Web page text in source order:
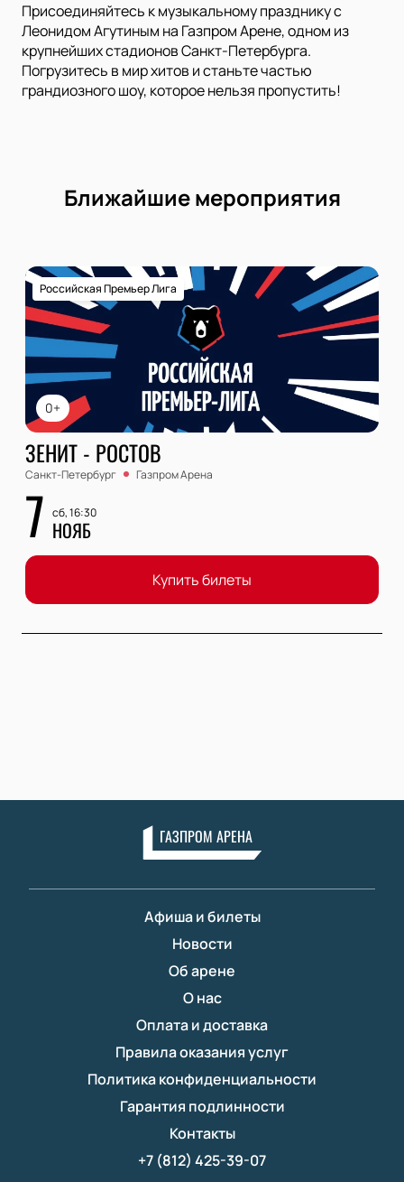
Присоединяйтесь к музыкальному празднику с
Леонидом Агутиным на Газпром Арене, одном из
крупнейших стадионов Санкт-Петербурга.
Погрузитесь в мир хитов и станьте частью
грандиозного шоу, которое нельзя пропустить!
Ближайшие мероприятия
0+
Российская Премьер Лига
ЗЕНИТ - РОСТОВ
Санкт-Петербург Газпром Арена
7 сб, 16:30
НОЯБ
Купить билеты
ГАЗПРОМ АРЕНА
Афиша и билеты
Новости
Об арене
О нас
Оплата и доставка
Правила оказания услуг
Политика конфиденциальности
Гарантия подлинности
Контакты
+7 (812) 425-39-07